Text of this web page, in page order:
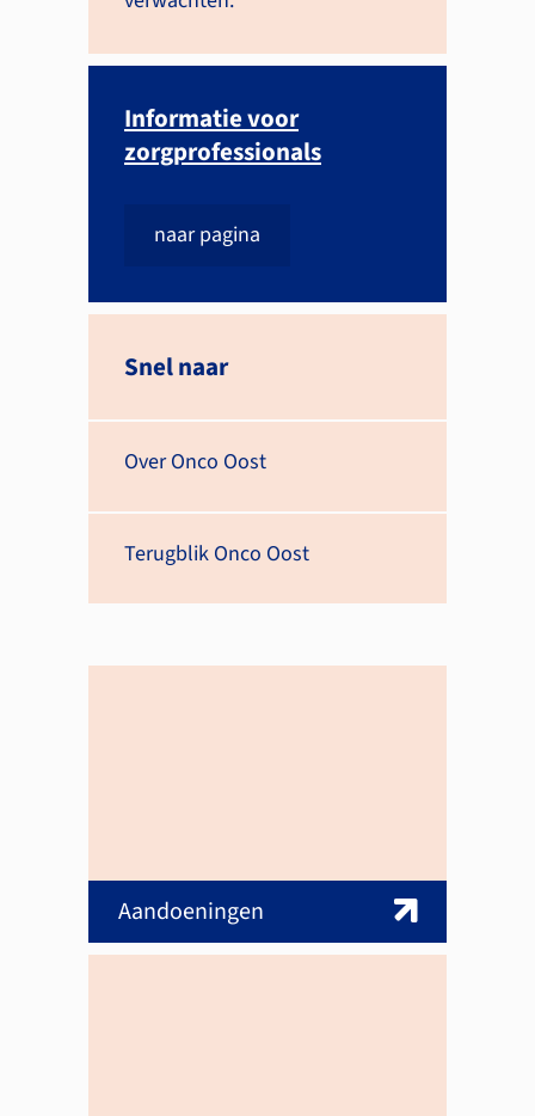
Informatie voor
zorgprofessionals
naar pagina
Snel naar
Over Onco Oost
Terugblik Onco Oost
Aandoeningen